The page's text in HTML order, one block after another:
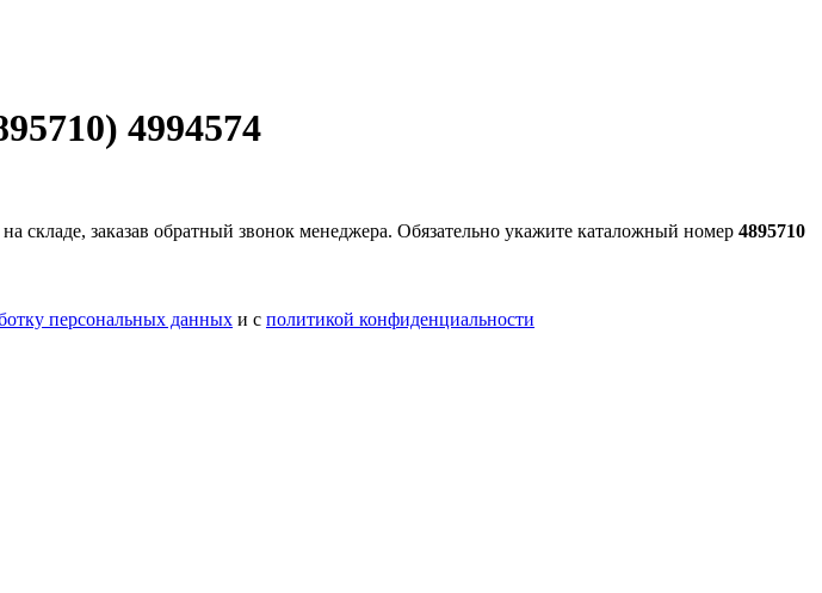
4994574
на складе, заказав обратный звонок менеджера. Обязательно укажите каталожный номер 4895710
персональных данных и с политикой конфиденциальности